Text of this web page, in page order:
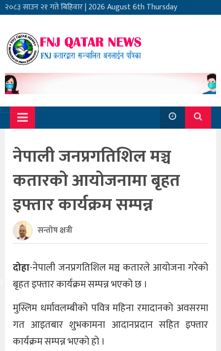
२०८३ साउन २१ गते बिहिवार|2026 August 6th Thursday
नेपाली जनप्रगतिशिल मञ्च
कतारको आयोजनामा बृहत
इफ्तार कार्यक्रम सम्पन्न
सन्तोष क्षत्री
दोहा-नेपाली जनप्रगतिशिल मञ्च कतारले आयोजना गरेको
बृहत इफ्तार कार्यक्रम सम्पन्न भएको छ ।
मुस्लिम धर्मावलम्बीको पवित्र महिना रमादानको अवसरमा
गत आइतबार शुभकामना आदानप्रदान सहित इफ्तार
कार्यक्रम सम्पन्न भएको हो ।